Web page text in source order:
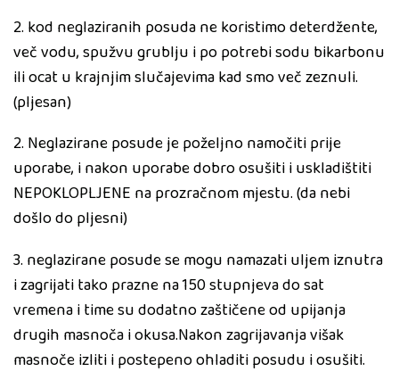
2. kod neglaziranih posuda ne koristimo deterdžente,
več vodu, spužvu grublju i po potrebi sodu bikarbonu
ili ocat u krajnjim slučajevima kad smo več zeznuli.
(pljesan)
2. Neglazirane posude je poželjno namočiti prije
uporabe, i nakon uporabe dobro osušiti i uskladištiti
NEPOKLOPLJENE na prozračnom mjestu. (da nebi
došlo do pljesni)
3. neglazirane posude se mogu namazati uljem iznutra
i zagrijati tako prazne na 150 stupnjeva do sat
vremena i time su dodatno zaštičene od upijanja
drugih masnoča i okusa.Nakon zagrijavanja višak
masnoče izliti i postepeno ohladiti posudu i osušiti.